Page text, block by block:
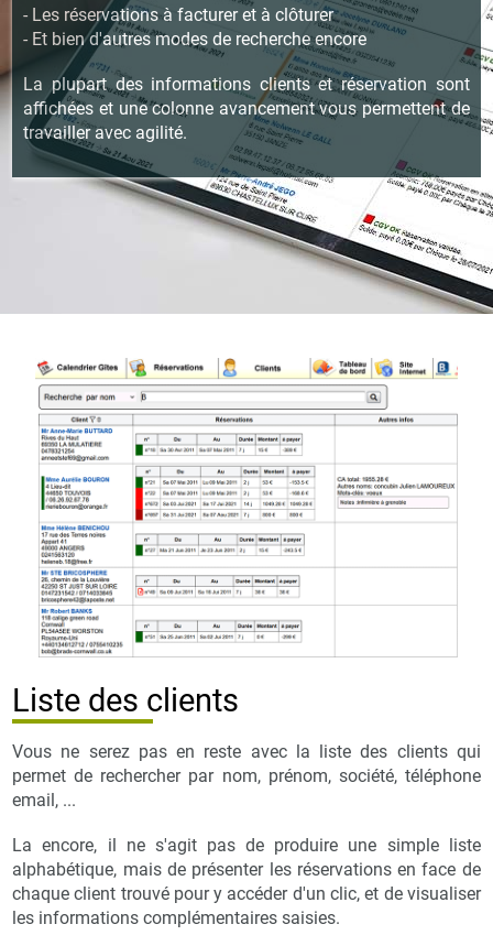
- Les réservations à facturer et à clôturer
- Et bien d'autres modes de recherche encore
La plupart des informations clients et réservation sont
affichées et une colonne avancement vous permettent de
travailler avec agilité.
Liste des clients
Vous ne serez pas en reste avec la liste des clients qui
permet de rechercher par nom, prénom, société, téléphone
email, ...
La encore, il ne s'agit pas de produire une simple liste
alphabétique, mais de présenter les réservations en face de
chaque client trouvé pour y accéder d'un clic, et de visualiser
les informations complémentaires saisies.